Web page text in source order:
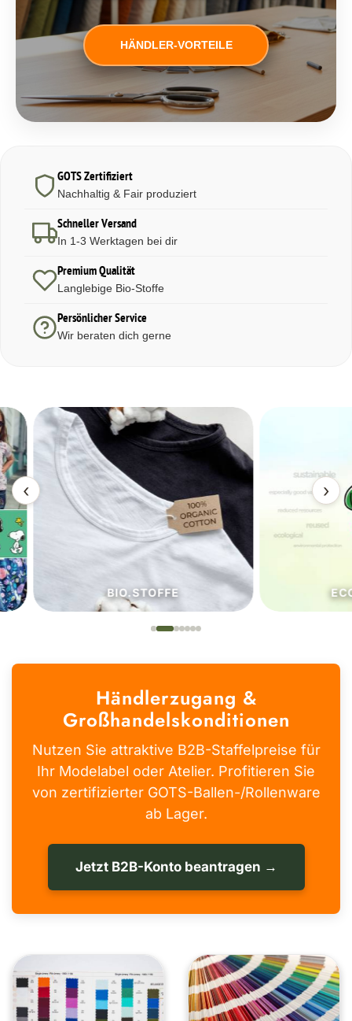
HÄNDLER-VORTEILE
GOTS Zertifiziert
Nachhaltig & Fair produziert
Schneller Versand
In 1-3 Werktagen bei dir
Premium Qualität
Langlebige Bio-Stoffe
Persönlicher Service
Wir beraten dich gerne
‹
BIO.STOFFE
›
Händlerzugang &
Großhandelskonditionen
Nutzen Sie attraktive B2B-Staffelpreise für
Ihr Modelabel oder Atelier. Profitieren Sie
von zertifizierter GOTS-Ballen-/Rollenware
ab Lager.
Jetzt B2B-Konto beantragen →